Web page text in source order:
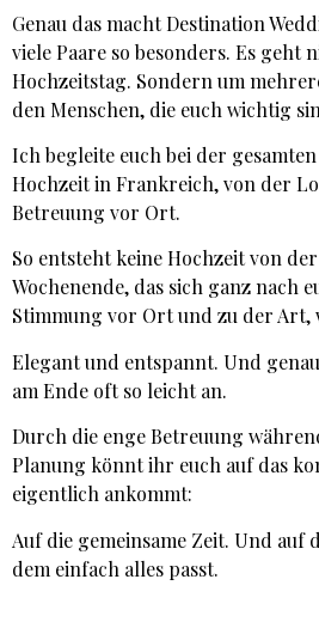
Genau das macht Destination
viele Paare so besonders. Es geht
Hochzeitstag. Sondern um
den Menschen, die euch wichtig
Ich begleite euch bei der
Hochzeit in Frankreich, von der
Betreuung vor Ort.
So entsteht keine Hochzeit von
Wochenende, das sich ganz nach
Stimmung vor Ort und zu der
Elegant und entspannt. Und
am Ende oft so leicht an.
Durch die enge Betreuung
Planung könnt ihr euch auf das
eigentlich ankommt:
Auf die gemeinsame Zeit. Und auf
dem einfach alles passt.